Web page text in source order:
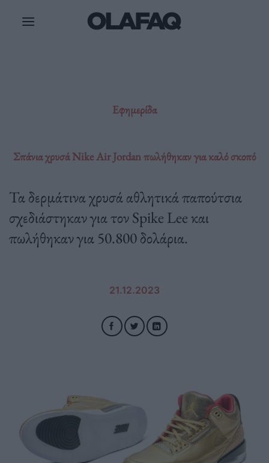
Εφημερίδα
Σπάνια χρυσά Nike Air Jordan πωλήθηκαν για καλό σκοπό
Τα δερμάτινα χρυσά αθλητικά παπούτσια
σχεδιάστηκαν για τον Spike Lee και
πωλήθηκαν για 50.800 δολάρια.
21.12.2023